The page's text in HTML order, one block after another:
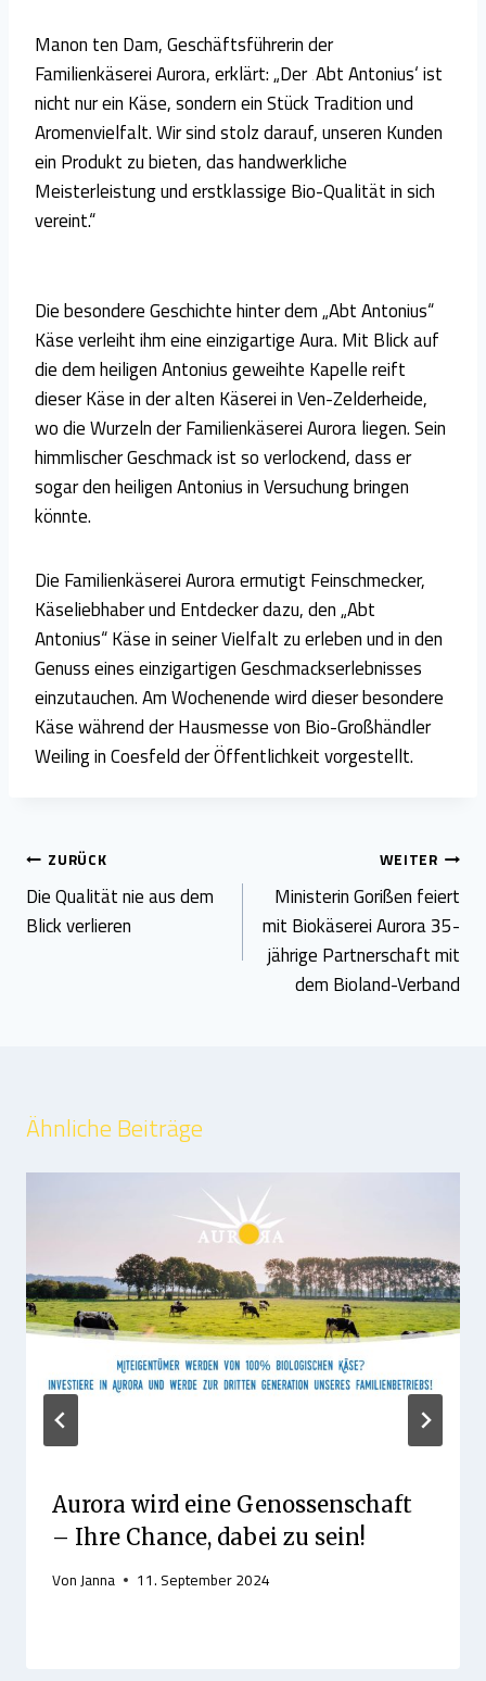
Manon ten Dam, Geschäftsführerin der
Familienkäserei Aurora, erklärt: „Der ‚Abt Antonius‘ ist
nicht nur ein Käse, sondern ein Stück Tradition und
Aromenvielfalt. Wir sind stolz darauf, unseren Kunden
ein Produkt zu bieten, das handwerkliche
Meisterleistung und erstklassige Bio-Qualität in sich
vereint.“
Die besondere Geschichte hinter dem „Abt Antonius“
Käse verleiht ihm eine einzigartige Aura. Mit Blick auf
die dem heiligen Antonius geweihte Kapelle reift
dieser Käse in der alten Käserei in Ven-Zelderheide,
wo die Wurzeln der Familienkäserei Aurora liegen. Sein
himmlischer Geschmack ist so verlockend, dass er
sogar den heiligen Antonius in Versuchung bringen
könnte.
Die Familienkäserei Aurora ermutigt Feinschmecker,
Käseliebhaber und Entdecker dazu, den „Abt
Antonius“ Käse in seiner Vielfalt zu erleben und in den
Genuss eines einzigartigen Geschmackserlebnisses
einzutauchen. Am Wochenende wird dieser besondere
Käse während der Hausmesse von Bio-Großhändler
Weiling in Coesfeld der Öffentlichkeit vorgestellt.
Beitragsnavigation
ZURÜCK
Die Qualität nie aus dem
Blick verlieren
WEITER
Ministerin Gorißen feiert
mit Biokäserei Aurora 35-
jährige Partnerschaft mit
dem Bioland-Verband
Ähnliche Beiträge
Aurora wird eine Genossenschaft
– Ihre Chance, dabei zu sein!
Von Janna 11. September 2024